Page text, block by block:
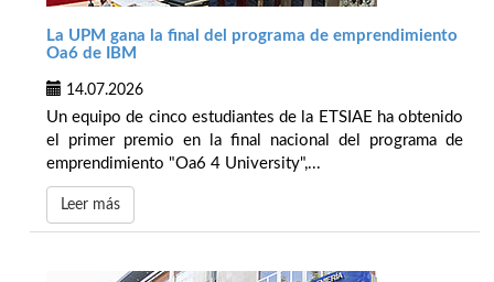
La UPM gana la final del programa de emprendimiento
Oa6 de IBM
14.07.2026
Un equipo de cinco estudiantes de la ETSIAE ha obtenido
el primer premio en la final nacional del programa de
emprendimiento "Oa6 4 University",...
Leer más